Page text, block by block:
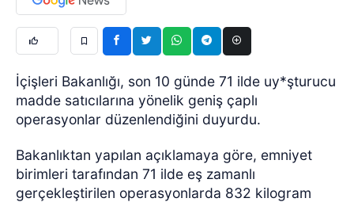
İçişleri Bakanlığı, son 10 günde 71 ilde uy*şturucu
madde satıcılarına yönelik geniş çaplı
operasyonlar düzenlendiğini duyurdu.
Bakanlıktan yapılan açıklamaya göre, emniyet
birimleri tarafından 71 ilde eş zamanlı
gerçekleştirilen operasyonlarda 832 kilogram